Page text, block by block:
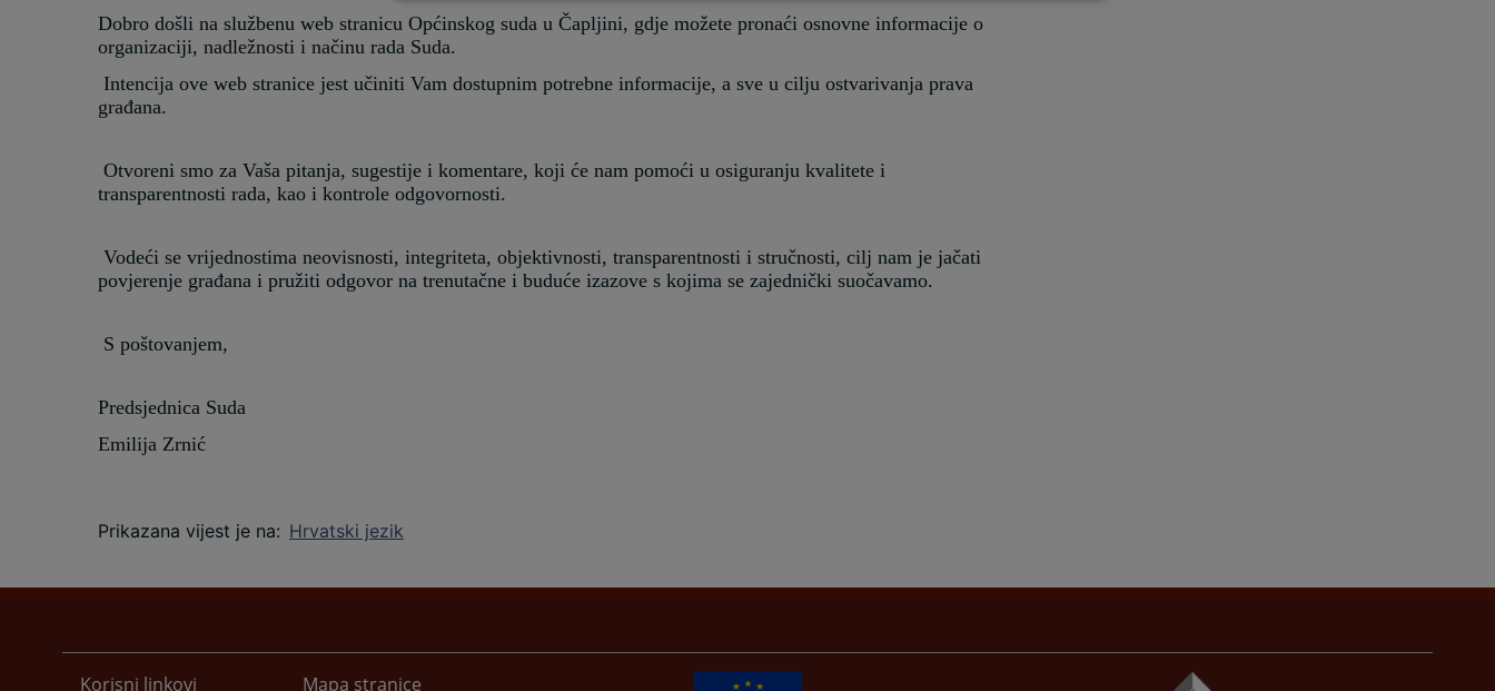
Dobro došli na službenu web stranicu Općinskog suda u Čapljini, gdje možete pronaći osnovne informacije o
organizaciji, nadležnosti i načinu rada Suda.
Intencija ove web stranice jest učiniti Vam dostupnim potrebne informacije, a sve u cilju ostvarivanja prava
građana.
Otvoreni smo za Vaša pitanja, sugestije i komentare, koji će nam pomoći u osiguranju kvalitete i
transparentnosti rada, kao i kontrole odgovornosti.
Vodeći se vrijednostima neovisnosti, integriteta, objektivnosti, transparentnosti i stručnosti, cilj nam je jačati
povjerenje građana i pružiti odgovor na trenutačne i buduće izazove s kojima se zajednički suočavamo.
S poštovanjem,
Predsjednica Suda
Emilija Zrnić
Prikazana vijest je na: Hrvatski jezik
Korisni linkovi Mapa stranice